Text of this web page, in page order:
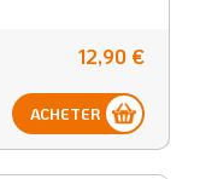
12,90 €
ACHETER